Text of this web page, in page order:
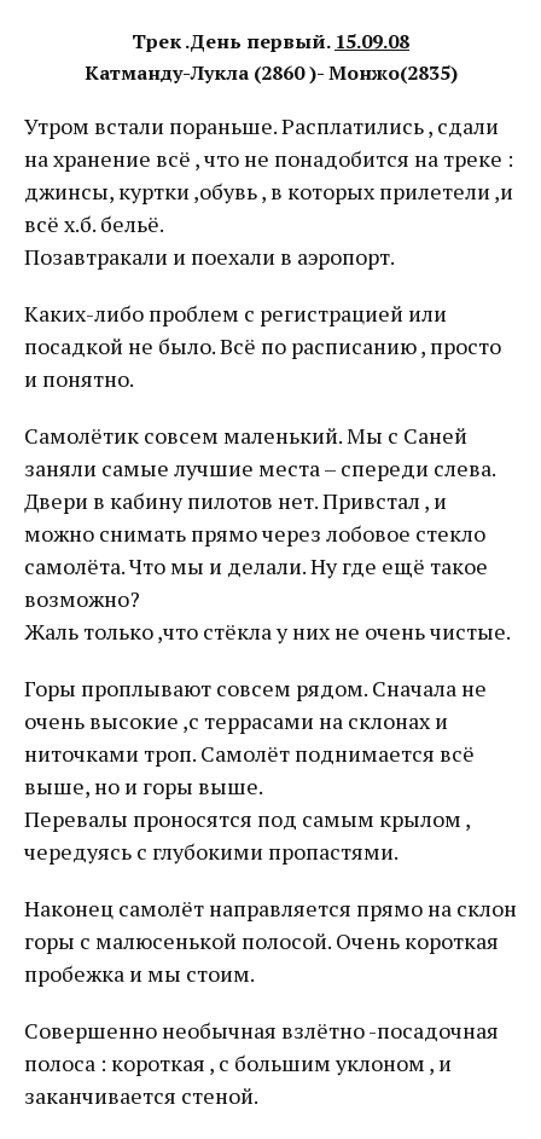
Трек .День первый. 15.09.08
Катманду-Лукла (2860 )- Монжо(2835)
Утром встали пораньше. Расплатились , сдали
на хранение всё , что не понадобится на треке :
джинсы, куртки ,обувь , в которых прилетели ,и
всё х.б. бельё.
Позавтракали и поехали в аэропорт.
Каких-либо проблем с регистрацией или
посадкой не было. Всё по расписанию , просто
и понятно.
Самолётик совсем маленький. Мы с Саней
заняли самые лучшие места – спереди слева.
Двери в кабину пилотов нет. Привстал , и
можно снимать прямо через лобовое стекло
самолёта. Что мы и делали. Ну где ещё такое
возможно?
Жаль только ,что стёкла у них не очень чистые.
Горы проплывают совсем рядом. Сначала не
очень высокие ,с террасами на склонах и
ниточками троп. Самолёт поднимается всё
выше, но и горы выше.
Перевалы проносятся под самым крылом ,
чередуясь с глубокими пропастями.
Наконец самолёт направляется прямо на склон
горы с малюсенькой полосой. Очень короткая
пробежка и мы стоим.
Совершенно необычная взлётно -посадочная
полоса : короткая , с большим уклоном , и
заканчивается стеной.